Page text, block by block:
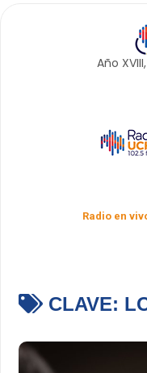
Año
Radio en
CLAVE: